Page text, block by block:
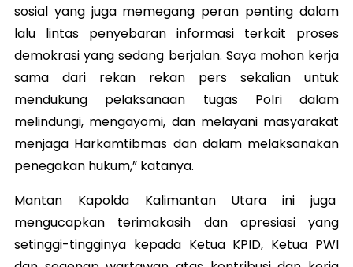
sosial yang juga memegang peran penting dalam
lalu lintas penyebaran informasi terkait proses
demokrasi yang sedang berjalan. Saya mohon kerja
sama dari rekan rekan pers sekalian untuk
mendukung pelaksanaan tugas Polri dalam
melindungi, mengayomi, dan melayani masyarakat
menjaga Harkamtibmas dan dalam melaksanakan
penegakan hukum,” katanya.
Mantan Kapolda Kalimantan Utara ini juga
mengucapkan terimakasih dan apresiasi yang
setinggi-tingginya kepada Ketua KPID, Ketua PWI